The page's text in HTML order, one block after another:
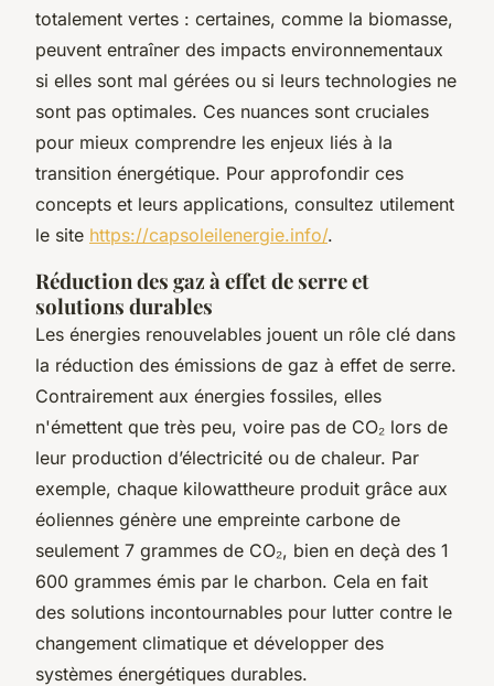
totalement vertes : certaines, comme la biomasse,
peuvent entraîner des impacts environnementaux
si elles sont mal gérées ou si leurs technologies ne
sont pas optimales. Ces nuances sont cruciales
pour mieux comprendre les enjeux liés à la
transition énergétique. Pour approfondir ces
concepts et leurs applications, consultez utilement
le site https://capsoleilenergie.info/.
Réduction des gaz à effet de serre et
solutions durables
Les énergies renouvelables jouent un rôle clé dans
la réduction des émissions de gaz à effet de serre.
Contrairement aux énergies fossiles, elles
n'émettent que très peu, voire pas de CO₂ lors de
leur production d’électricité ou de chaleur. Par
exemple, chaque kilowattheure produit grâce aux
éoliennes génère une empreinte carbone de
seulement 7 grammes de CO₂, bien en deçà des 1
600 grammes émis par le charbon. Cela en fait
des solutions incontournables pour lutter contre le
changement climatique et développer des
systèmes énergétiques durables.